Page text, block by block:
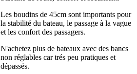
Les boudins de 45cm sont importants pour
la stabilité du bateau, le passage à la vague
et les confort des passagers.
N'achetez plus de bateaux avec des bancs
non réglables car trés peu pratiques et
dépassés.